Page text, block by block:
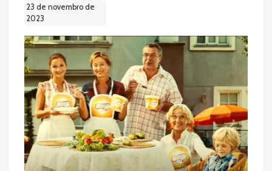
23 de novembro de
2023